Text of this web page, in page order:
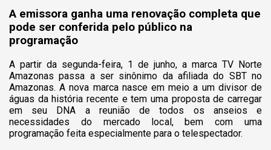
A emissora ganha uma renovação completa que
pode ser conferida pelo público na
programação
A partir da segunda-feira, 1 de junho, a marca TV Norte
Amazonas passa a ser sinônimo da afiliada do SBT no
Amazonas. A nova marca nasce em meio a um divisor de
águas da história recente e tem uma proposta de carregar
em seu DNA a reunião de todos os anseios e
necessidades do mercado local, bem com uma
programação feita especialmente para o telespectador.